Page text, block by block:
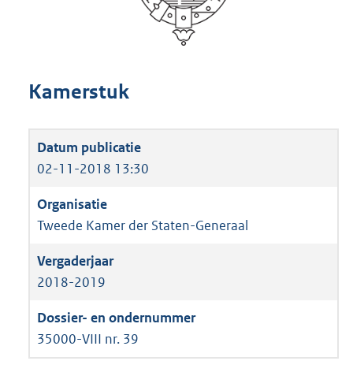
Kamerstuk
02-11-2018 13:30
Tweede Kamer der Staten-Generaal
2018-2019
35000-VIII nr. 39